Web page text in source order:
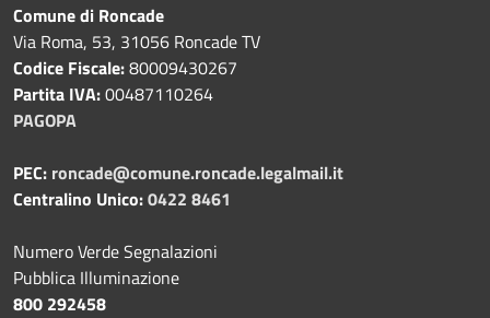
Comune di Roncade
Via Roma, 53, 31056 Roncade TV
Codice Fiscale:80009430267
Partita IVA:00487110264
PAGOPA
PEC: roncade@comune.roncade.legalmail.it
Centralino Unico:0422 8461
Numero Verde Segnalazioni
Pubblica Illuminazione
800 292458